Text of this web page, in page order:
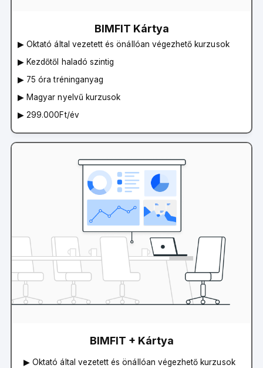
BIMFIT Kártya
▶︎ Oktató által vezetett és önállóan végezhető kurzusok
▶︎ Kezdőtől haladó szintig
▶︎ 75 óra tréninganyag
▶︎ Magyar nyelvű kurzusok
▶︎ 299.000Ft/év
BIMFIT + Kártya
▶︎ Oktató által vezetett és önállóan végezhető kurzusok